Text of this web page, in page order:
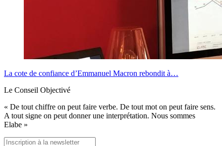
La cote de confiance d’Emmanuel Macron rebondit à…
Le Conseil Objectivé
« De tout chiffre on peut faire verbe. De tout mot on peut faire sens.
A tout signe on peut donner une interprétation. Nous sommes
Elabe »